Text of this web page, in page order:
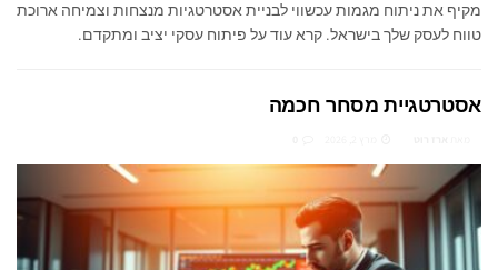
מקיף את ניתוח מגמות עכשווי לבניית אסטרטגיות מנצחות וצמיחה ארוכת
טווח לעסק שלך בישראל. קרא עוד על פיתוח עסקי יציב ומתקדם.
אסטרטגיית מסחר חכמה